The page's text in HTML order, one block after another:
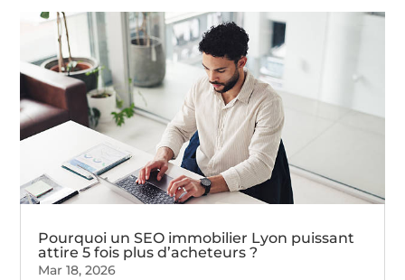
Pourquoi un SEO immobilier Lyon puissant
attire 5 fois plus d’acheteurs ?
Mar 18, 2026